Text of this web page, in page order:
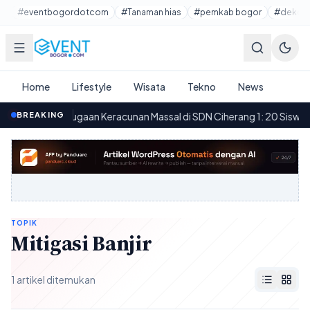
Lewati ke konten utama
#eventbogordotcom #Tanaman hias #pemkab bogor
Home Lifestyle Wisata Tekno News
BREAKING
09.09Dugaan Keracunan Massal di SDN Ciherang 1: 20 Siswa
TOPIK
Mitigasi Banjir
1 artikel ditemukan